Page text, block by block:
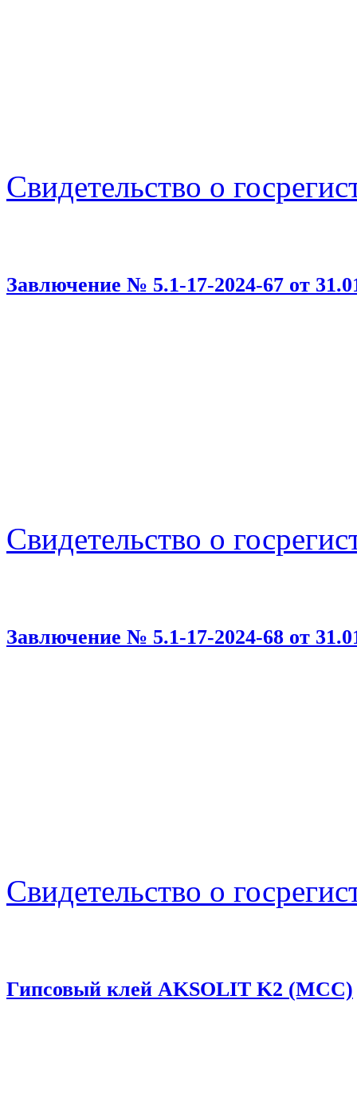
Свидетельство о
Завлючение № 5.1-17-2024-67 от
Свидетельство о
Завлючение № 5.1-17-2024-68 от
Свидетельство о
Гипсовый клей AKSOLIT K2 (МСС)